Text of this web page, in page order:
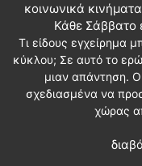
κοινωνικά
Κάθε Σάββατο
Τι είδους εγχείρημα
κύκλου; Σε αυτό το
μιαν απάντηση.
σχεδιασμένα να
χώρας